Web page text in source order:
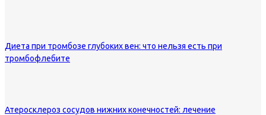
Диета при тромбозе глубоких вен: что нельзя есть при
тромбофлебите
Атеросклероз сосудов нижних конечностей: лечение